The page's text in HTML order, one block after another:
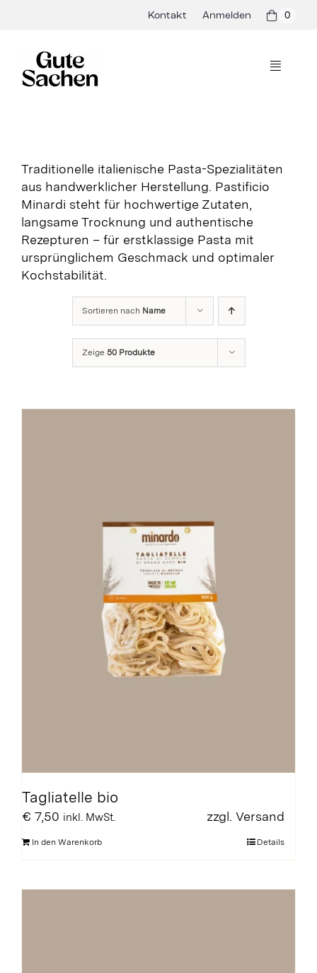
Kontakt Anmelden 0
Toggle
Shop
Presse & Events
Rezepte
Stay in Touch
Traditionelle italienische Pasta-Spezialitäten
aus handwerklicher Herstellung. Pastificio
Minardi steht für hochwertige Zutaten,
langsame Trocknung und authentische
Rezepturen – für erstklassige Pasta mit
ursprünglichem Geschmack und optimaler
Kochstabilität.
Sortieren nach Name
Zeige 50 Produkte
Tagliatelle bio
€ 7,50 inkl. MwSt. zzgl. Versand
In den Warenkorb Details